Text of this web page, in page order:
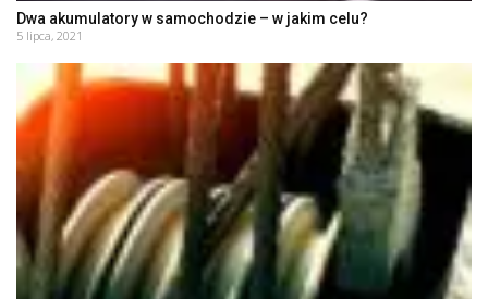
Dwa akumulatory w samochodzie – w jakim celu?
5 lipca, 2021